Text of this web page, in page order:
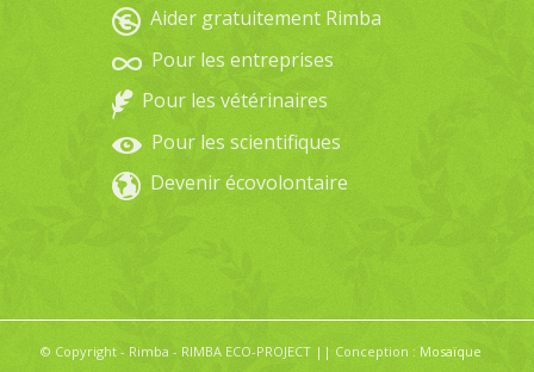
Aider gratuitement Rimba
Pour les entreprises
Pour les vétérinaires
Pour les scientifiques
Devenir écovolontaire
© Copyright - Rimba - RIMBA ECO-PROJECT || Conception : Mosaïque